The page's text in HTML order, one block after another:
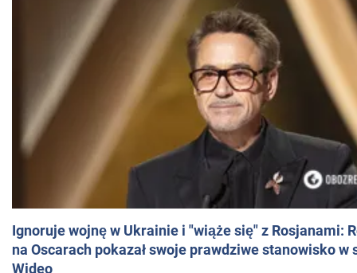
Ignoruje wojnę w Ukrainie i "wiąże się" z Rosjanami:
na Oscarach pokazał swoje prawdziwe stanowisko w
Wideo